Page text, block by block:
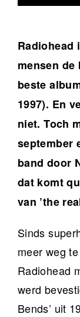
Radiohead
mensen de
beste
1997). En
niet. Toch
september
band door
dat komt
van ’the
Sinds
meer weg
Radiohead
werd
Bends’ uit